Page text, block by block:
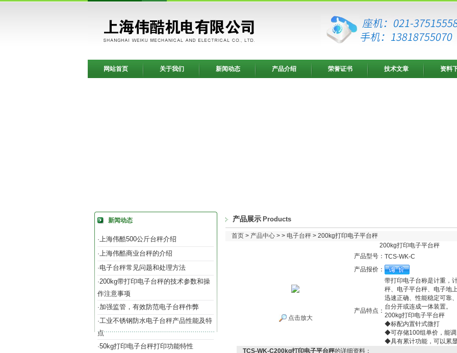
网站首页 关于我们 新闻动态 产品介绍 荣誉证书 技术文章 资料
新闻动态
·上海伟酷500公斤台秤介绍
·上海伟酷商业台秤的介绍
·电子台秤常见问题和处理方法
·200kg带打印电子台秤的技术参数和操
作注意事项
·加强监管，有效防范电子台秤作弊
·工业不锈钢防水电子台秤产品性能及特
点
·50kg打印电子台秤打印功能特性
产品展示 Products
首页 > 产品中心 > > 电子台秤 > 200kg打印电子平台秤
200kg打印电子平台秤
点击放大
产品型号： TCS-WK-C
产品报价：
产品特点：
带打印电子台称是计重，
秤、电子平台秤、电子地
迅速正确、性能稳定可靠
台分开或连成一体装置。
200kg打印电子平台秤
◆标配内置针式微打
◆可存储100组单价，能
◆具有累计功能，可以累
TCS-WK-C200kg打印电子平台秤的详细资料：